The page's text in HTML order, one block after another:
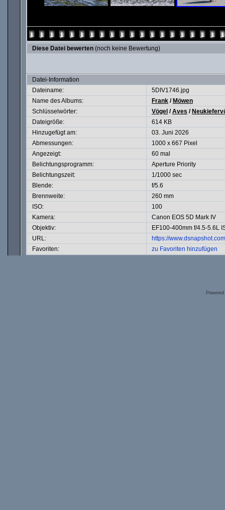
Diese Datei bewerten (noch keine Bewertung)
Datei-Information
Dateiname:
5DIV1746.jpg
Name des Albums:
Frank / Möwen
Schlüsselwörter:
Vögel /Aves /
Dateigröße:
614 KB
Hinzugefügt am:
03. Juni 2026
Abmessungen:
1000 x 667 Pixel
Angezeigt:
60 mal
Belichtungsprogramm:
Aperture Priority
Belichtungszeit:
1/1000 sec
Blende:
f/5.6
Brennweite:
260 mm
ISO:
100
Kamera:
Canon EOS 5D Mark IV
Objektiv:
EF100-400mm f/4.5-5.6L
URL:
https://
Favoriten:
zu Favoriten hinzufügen